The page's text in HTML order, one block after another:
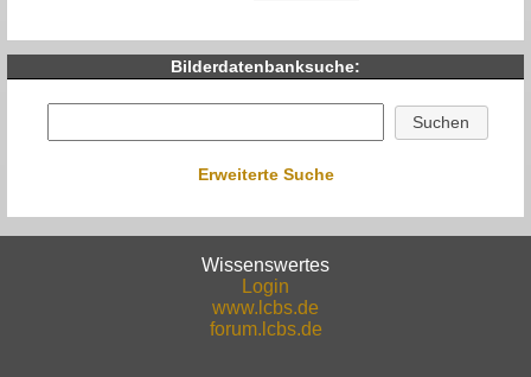
Bilderdatenbanksuche:
Erweiterte Suche
Wissenswertes
Login
www.lcbs.de
forum.lcbs.de